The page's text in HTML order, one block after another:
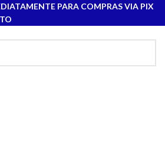
PARA COMPRAS VIA PIX